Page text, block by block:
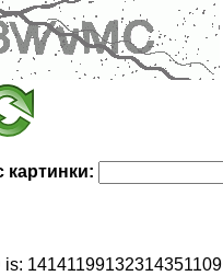
картинки:
is: 14141199132314351109